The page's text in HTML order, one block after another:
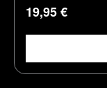
Regulärer Preis:
19,95 €